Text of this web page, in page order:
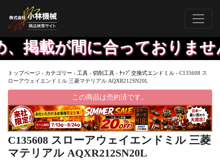
間に合っておりません、
トップページ › カテゴリー › 工具 › 切削工具 › ﾁｯﾌﾟ交換式エンドミル › C135608 ス
ローアウェイエンドミル 三菱マテリアル AQXR212SN20L
この商品は売約済です。
C135608 スローアウェイエンドミル 三菱
マテリアル AQXR212SN20L